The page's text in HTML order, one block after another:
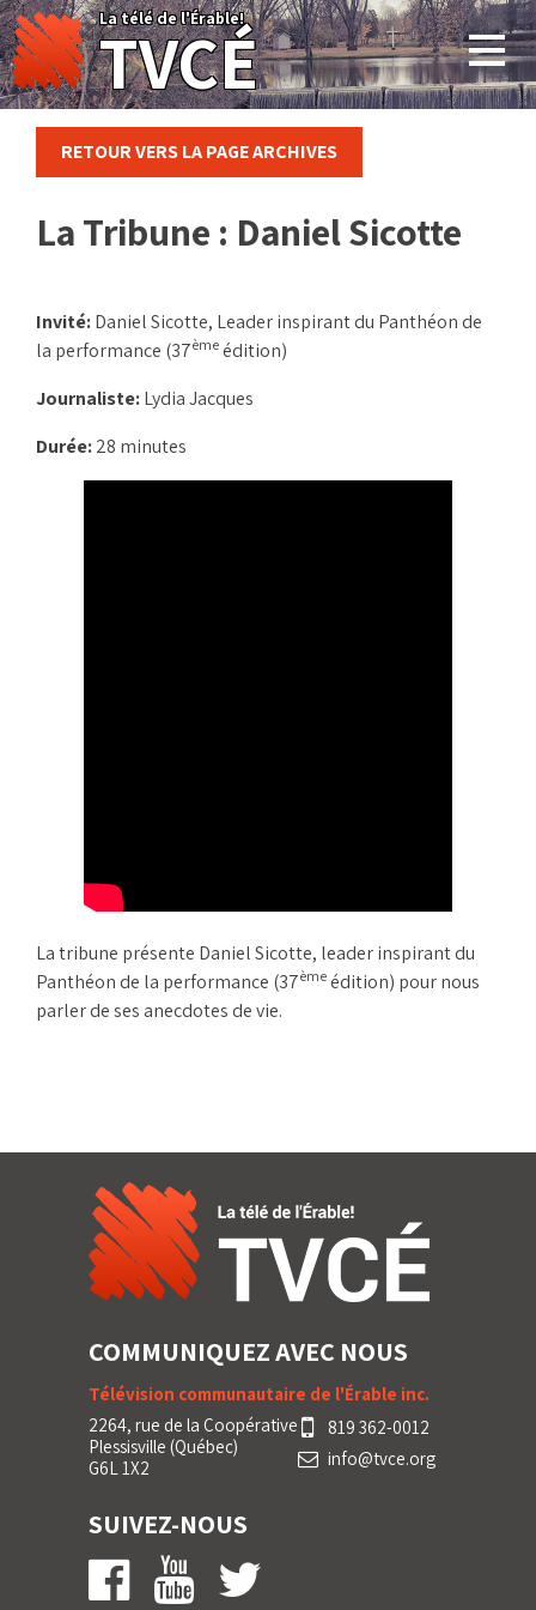
Skip
to
content
La télé de l'Érable!
TVCÉ
RETOUR VERS LA PAGE ARCHIVES
La Tribune : Daniel Sicotte
Invité:Daniel Sicotte, Leader inspirant du Panthéon de
la performance (37ème édition)
Journaliste:Lydia Jacques
Durée:28 minutes
La tribune présente Daniel Sicotte, leader inspirant du
Panthéon de la performance (37ème édition) pour nous
parler de ses anecdotes de vie.
COMMUNIQUEZ AVEC NOUS
Télévision communautaire de l'Érable inc.
2264, rue de la Coopérative
Plessisville (Québec)
G6L 1X2
819 362-0012
info@tvce.org
SUIVEZ-NOUS